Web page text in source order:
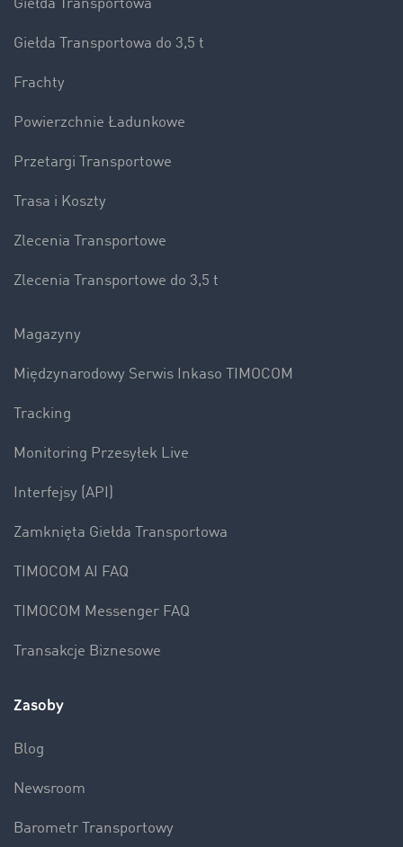
Giełda Transportowa
Giełda Transportowa do 3,5 t
Frachty
Powierzchnie Ładunkowe
Przetargi Transportowe
Trasa i Koszty
Zlecenia Transportowe
Zlecenia Transportowe do 3,5 t
Magazyny
Międzynarodowy Serwis Inkaso TIMOCOM
Tracking
Monitoring Przesyłek Live
Interfejsy (API)
Zamknięta Giełda Transportowa
TIMOCOM AI FAQ
TIMOCOM Messenger FAQ
Transakcje Biznesowe
Zasoby
Blog
Newsroom
Barometr Transportowy